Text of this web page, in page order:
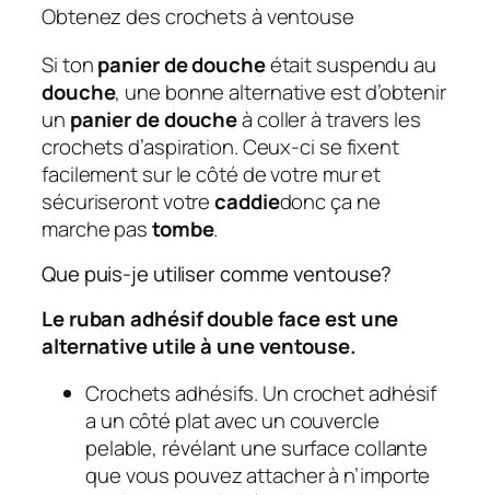
Obtenez des crochets à ventouse
Si tonpanier de doucheétait suspendu au
douche, une bonne alternative est d’obtenir
un panier de doucheà coller à travers les
crochets d’aspiration. Ceux-ci se fixent
facilement sur le côté de votre mur et
sécuriseront votrecaddiedonc ça ne
marche pastombe.
Que puis-je utiliser comme ventouse?
Le ruban adhésif double face est une
alternative utile à une ventouse.
Crochets adhésifs. Un crochet adhésif
a un côté plat avec un couvercle
pelable, révélant une surface collante
que vous pouvez attacher à n’importe